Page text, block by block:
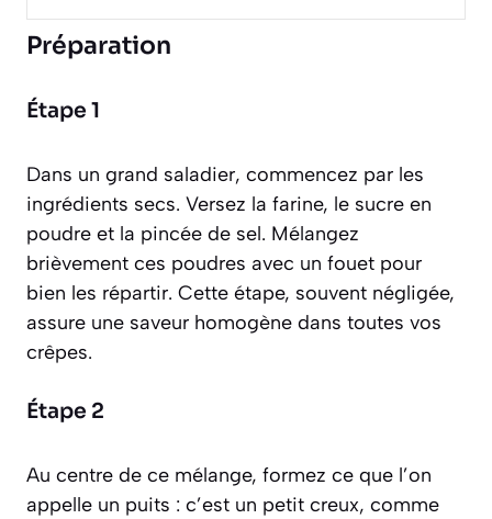
Préparation
Étape 1
Dans un grand saladier, commencez par les
ingrédients secs. Versez la farine, le sucre en
poudre et la pincée de sel. Mélangez
brièvement ces poudres avec un fouet pour
bien les répartir. Cette étape, souvent négligée,
assure une saveur homogène dans toutes vos
crêpes.
Étape 2
Au centre de ce mélange, formez ce que l’on
appelle un puits : c’est un petit creux, comme